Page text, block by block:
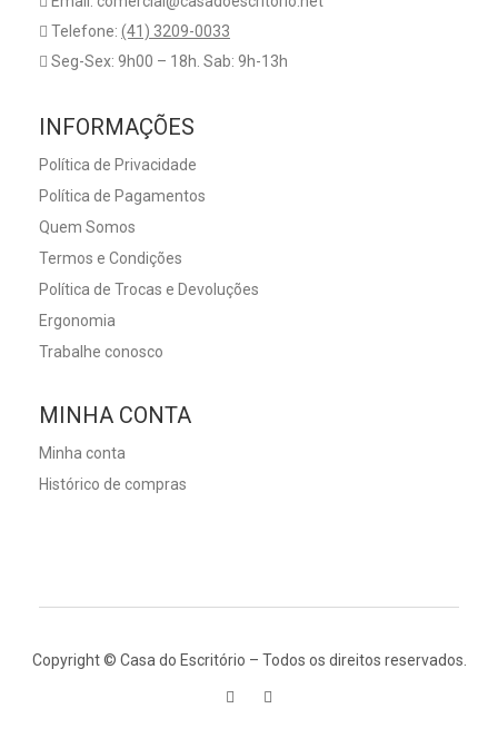
Telefone: (41) 3209-0033
Seg-Sex: 9h00 – 18h. Sab: 9h-13h
INFORMAÇÕES
Política de Privacidade
Política de Pagamentos
Quem Somos
Termos e Condições
Política de Trocas e Devoluções
Ergonomia
Trabalhe conosco
MINHA CONTA
Minha conta
Histórico de compras
Copyright © Casa do Escritório – Todos os direitos reservados.